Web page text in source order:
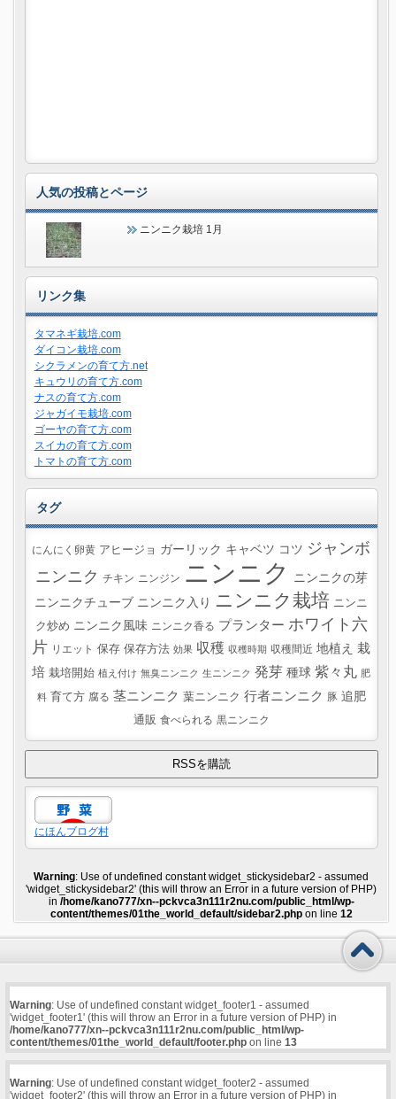
人気の投稿とページ
ニンニク栽培 1月
リンク集
タマネギ栽培.com
ダイコン栽培.com
シクラメンの育て方.net
キュウリの育て方.com
ナスの育て方.com
ジャガイモ栽培.com
ゴーヤの育て方.com
スイカの育て方.com
トマトの育て方.com
タグ
にんにく卵黄 アヒージョ ガーリック キャベツ コツ ジャンボ
ニンニク チキン ニンジン ニンニク
ニンニクの芽
ニンニクチューブ ニンニク入り ニンニク栽培 ニンニ
ク炒め ニンニク風味 ニンニク香る プランター ホワイト六
片 リエット 保存 保存方法 効果 収穫 収穫時期 収穫間近 地植え 栽
培 栽培開始 植え付け 無臭ニンニク 生ニンニク 発芽 種球 紫々丸 肥
料 育て方 腐る 茎ニンニク 葉ニンニク 行者ニンニク 豚 追肥
通販 食べられる 黒ニンニク
にほんブログ村
Warning: Use of undefined constant widget_stickysidebar2 - assumed
'widget_stickysidebar2' (this will throw an Error in a future version of PHP)
in /home/kano777/xn--pckvca3n111r2nu.com/public_html/wp-
content/themes/01the_world_default/sidebar2.phpon line 12
Warning: Use of undefined constant widget_footer1 - assumed
'widget_footer1' (this will throw an Error in a future version of PHP) in
/home/kano777/xn--pckvca3n111r2nu.com/public_html/wp-
content/themes/01the_world_default/footer.phpon line 13
Warning: Use of undefined constant widget_footer2 - assumed
'widget_footer2' (this will throw an Error in a future version of PHP) in